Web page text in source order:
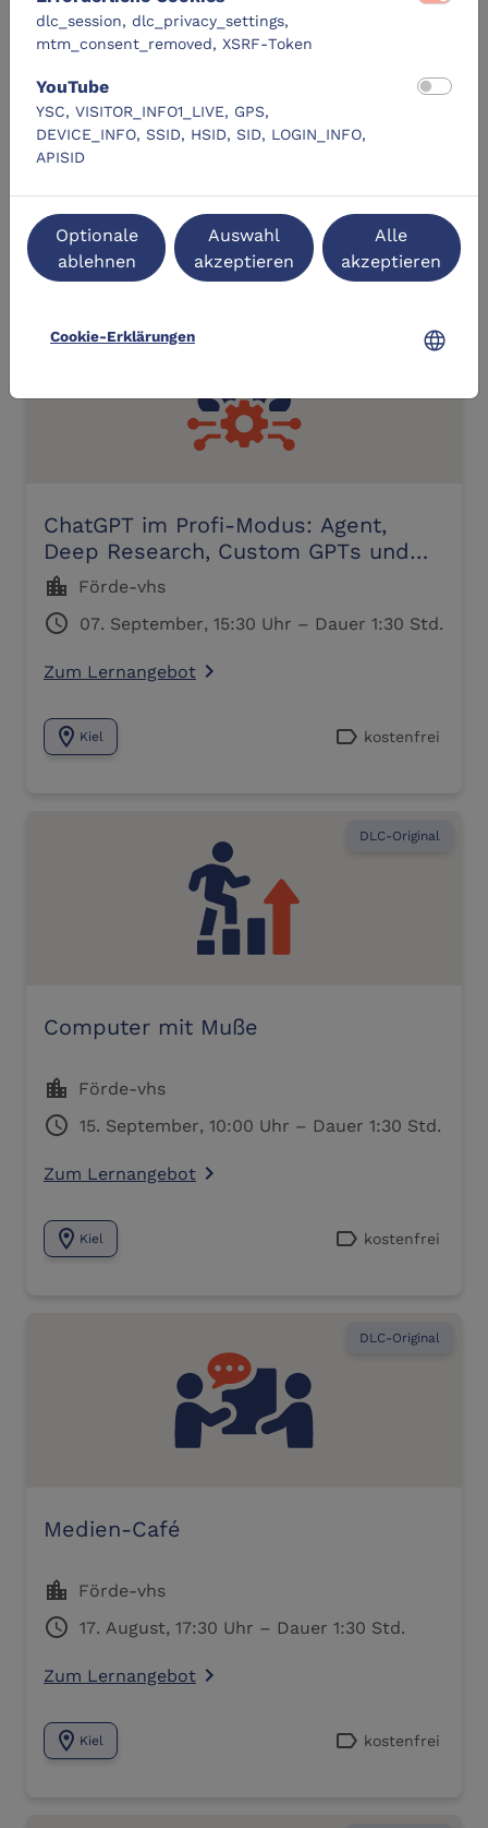
dlc_session, dlc_privacy_settings,
mtm_consent_removed, XSRF-Token
YouTube
YSC, VISITOR_INFO1_LIVE, GPS,
DEVICE_INFO, SSID, HSID, SID, LOGIN_INFO,
APISID
Optionale
ablehnen
Auswahl
akzeptieren
Alle
akzeptieren
Cookie-Erklärungen language
Vibe-Coden: Mit 0
Programmiererfahrung zur eigenen
Software
location_city Förde-vhs
schedule
Zum Lernangebot
location_onKiel kostenfrei
DLC-Original
ChatGPT im Profi-Modus: Agent,
Deep Research, Custom GPTs und
mehr
location_city Förde-vhs
schedule
07. September, 15:30 Uhr – Dauer 1:30 Std.
Zum Lernangebot navigate_next
location_on Kiel label kostenfrei
DLC-Original
Computer mit Muße
location_city Förde-vhs
schedule
15. September, 10:00 Uhr – Dauer 1:30 Std.
Zum Lernangebot navigate_next
location_on Kiel label kostenfrei
DLC-Original
Medien-Café
location_city Förde-vhs
schedule
17. August, 17:30 Uhr – Dauer 1:30 Std.
Zum Lernangebot navigate_next
location_on Kiel label kostenfrei